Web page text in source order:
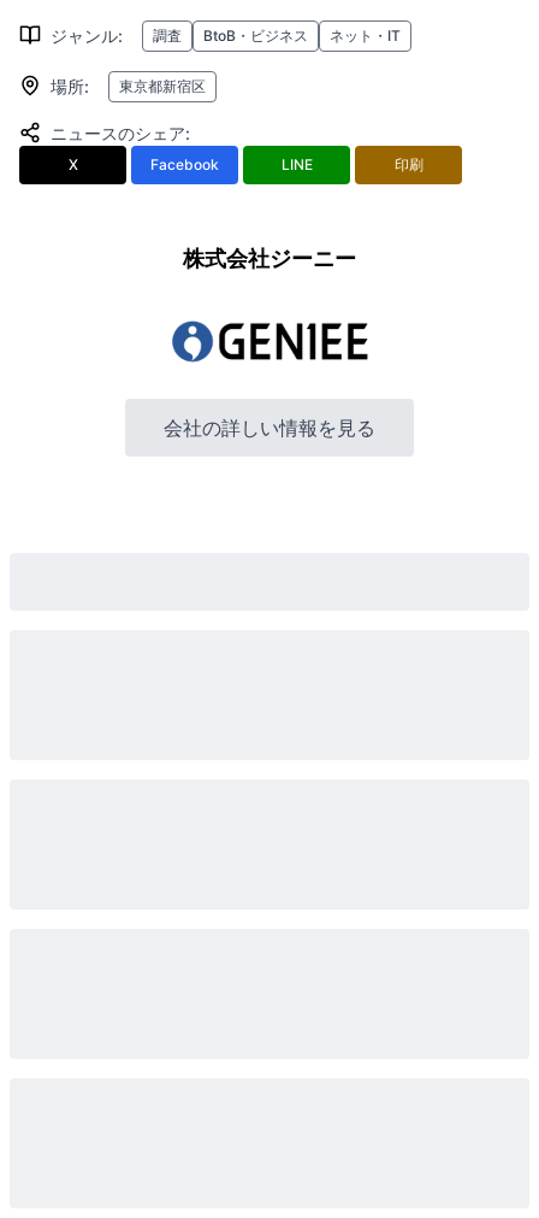
ジャンル: 調査 BtoB・ビジネス ネット・IT
場所: 東京都新宿区
ニュースのシェア:
X Facebook LINE 印刷
株式会社ジーニー
会社の詳しい情報を見る